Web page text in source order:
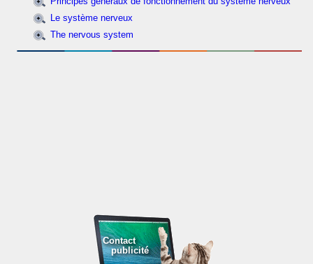
Le système nerveux
The nervous system
Contact
publicité